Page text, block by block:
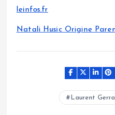
leinfos.fr
Natali Husic Origine
Laurent